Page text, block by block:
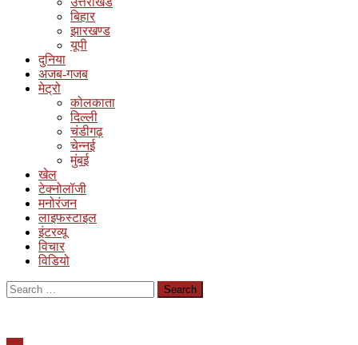
बिहार
झारखण्ड
यूपी
दुनिया
अजब-गजब
मेट्रो
कोलकाता
दिल्ली
चंडीगढ़
चेन्नई
मुंबई
खेल
टेक्नोलॉजी
मनोरंजन
लाइफस्टाइल
इंटरव्यू
विचार
विडियो
Search
for: